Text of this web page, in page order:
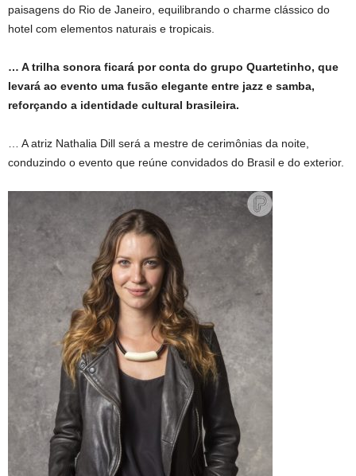
paisagens do Rio de Janeiro, equilibrando o charme clássico do
hotel com elementos naturais e tropicais.
… A trilha sonora ficará por conta do grupo Quartetinho, que
levará ao evento uma fusão elegante entre jazz e samba,
reforçando a identidade cultural brasileira.
… A atriz Nathalia Dill será a mestre de cerimônias da noite,
conduzindo o evento que reúne convidados do Brasil e do exterior.